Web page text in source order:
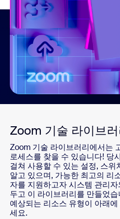
Zoom 기술 라이브
Zoom 기술 라이브러리에서는
로세스를 찾을 수 있습니다! 당
걸쳐 사용할 수 있는 설정, 스
알고 있으며, 가능한 최고의 리
자를 지원하고자 시스템 관리
두고 이 라이브러리를 만들었
예상되는 리소스 유형이 아래
세요.